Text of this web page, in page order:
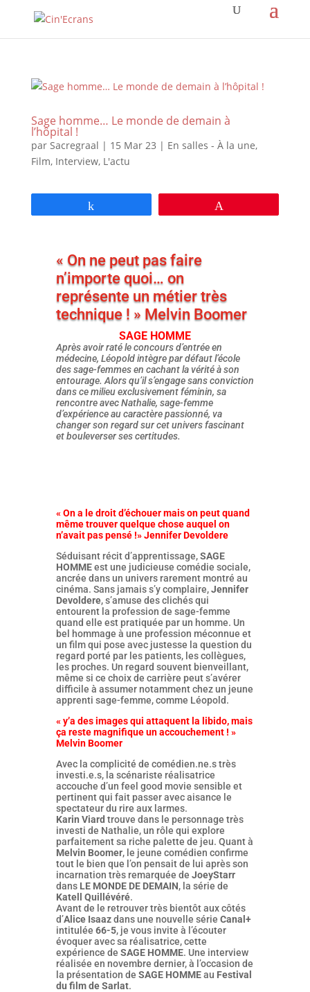
Sage homme… Le monde de demain à
l’hôpital !
par Sacregraal | 15 Mar 23 | En salles - À la une,
Film, Interview, L'actu
« On ne peut pas faire
n’importe quoi… on
représente un métier très
technique ! » Melvin Boomer
SAGE HOMME
Après avoir raté le concours d’entrée en
médecine, Léopold intègre par défaut l’école
des sage-femmes en cachant la vérité à son
entourage. Alors qu’il s’engage sans conviction
dans ce milieu exclusivement féminin, sa
rencontre avec Nathalie, sage-femme
d’expérience au caractère passionné, va
changer son regard sur cet univers fascinant
et bouleverser ses certitudes.
« On a le droit d’échouer mais on peut quand
même trouver quelque chose auquel on
n’avait pas pensé !» Jennifer Devoldere
Séduisant récit d’apprentissage,SAGE
HOMMEest une judicieuse comédie sociale,
ancrée dans un univers rarement montré au
cinéma. Sans jamais s’y complaire,Jennifer
Devoldere, s’amuse des clichés qui
entourent la profession de sage-femme
quand elle est pratiquée par un homme. Un
bel hommage à une profession méconnue et
un film qui pose avec justesse la question du
regard porté par les patients, les collègues,
les proches. Un regard souvent bienveillant,
même si ce choix de carrière peut s’avérer
difficile à assumer notamment chez un jeune
apprenti sage-femme, comme Léopold.
« y’a des images qui attaquent la libido, mais
ça reste magnifique un accouchement ! »
Melvin Boomer
Avec la complicité de comédien.ne.s très
investi.e.s, la scénariste réalisatrice
accouche d’un feel good movie sensible et
pertinent qui fait passer avec aisance le
spectateur du rire aux larmes.
Karin Viard trouve dans le personnage très
investi de Nathalie, un rôle qui explore
parfaitement sa riche palette de jeu. Quant à
Melvin Boomer, le jeune comédien confirme
tout le bien que l’on pensait de lui après son
incarnation très remarquée de JoeyStarr
dans LE MONDE DE DEMAIN, la série de
Katell Quillévéré.
Avant de le retrouver très bientôt aux côtés
d’Alice Isaazdans une nouvelle série Canal+
intitulée 66-5, je vous invite à l’écouter
évoquer avec sa réalisatrice, cette
expérience de SAGE HOMME. Une interview
réalisée en novembre dernier, à l’occasion de
la présentation de SAGE HOMMEau Festival
du film de Sarlat.